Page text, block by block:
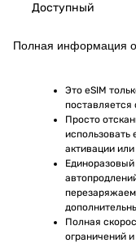
Доступный
Полная информация о
Это eSIM
Просто
использовать
активации
Полная
ограничений